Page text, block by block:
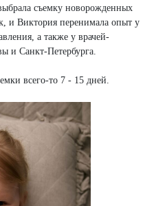
съемку новорожденных
и Виктория перенимала опыт у
а также у врачей-
и Санкт-Петербурга.
всего-то 7 - 15 дней.